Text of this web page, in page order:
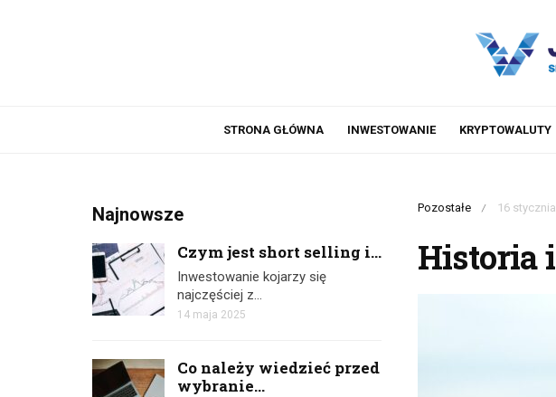
STRONA GŁÓWNA INWESTOWANIE KRYPTOWALUTY
Pozostałe / 16
Historia
Najnowsze
Czym jest short selling i...
Inwestowanie kojarzy się
najczęściej z…
14 maja 2025
Co należy wiedzieć przed
wybranie...